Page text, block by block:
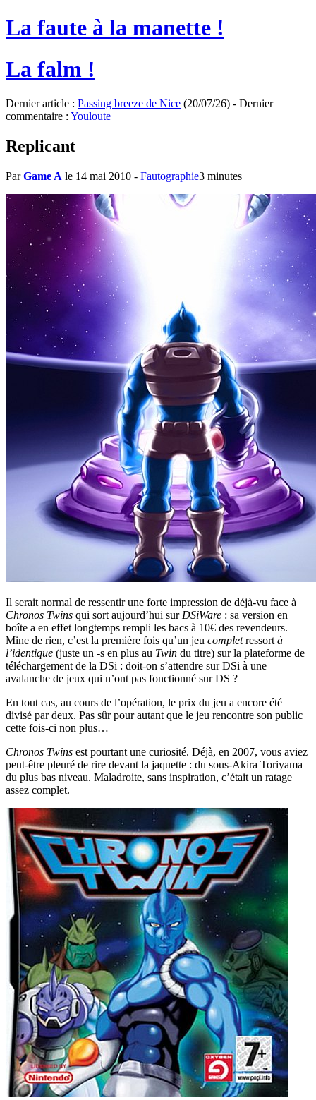
La faute à la manette !
La falm !
Dernier article : Passing breeze de Nice (20/07/26) - Dernier
commentaire : Youloute
Replicant
ParGame A le 14 mai 2010 - Fautographie3 minutes
Il serait normal de ressentir une forte impression de déjà-vu face à
Chronos Twins qui sort aujourd’hui sur DSiWare : sa version en
boîte a en effet longtemps rempli les bacs à 10€ des revendeurs.
Mine de rien, c’est la première fois qu’un jeu completressort à
l’identique (juste un -s en plus au Twin du titre) sur la plateforme de
téléchargement de la DSi : doit-on s’attendre sur DSi à une
avalanche de jeux qui n’ont pas fonctionné sur DS ?
En tout cas, au cours de l’opération, le prix du jeu a encore été
divisé par deux. Pas sûr pour autant que le jeu rencontre son public
cette fois-ci non plus…
Chronos Twins est pourtant une curiosité. Déjà, en 2007, vous aviez
peut-être pleuré de rire devant la jaquette : du sous-Akira Toriyama
du plus bas niveau. Maladroite, sans inspiration, c’était un ratage
assez complet.